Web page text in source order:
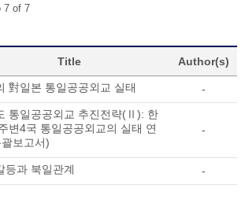
7 of 7
Title Author(s)
對일본 통일공공외교 실태 -
통일공공외교 추진전략(Ⅱ): 한
변4국 통일공공외교의 실태 연
보고서)
-
등과 북일관계 -